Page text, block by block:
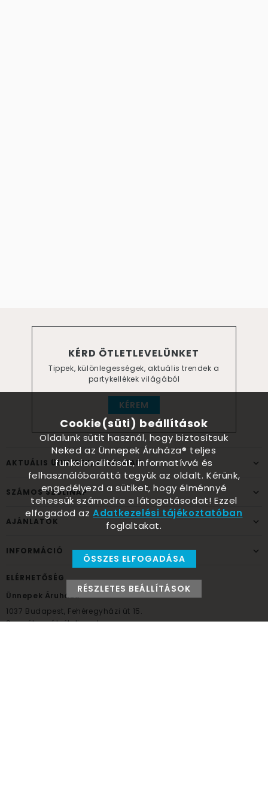
KÉRD ÖTLETLEVELÜNKET
Tippek, különlegességek, aktuális trendek a
partykellékek világából
KÉREM
AKTUÁLIS ÜNNEPEK, ALKALMAK
SZÁMOS SZÜLINAP
AJÁNLATOK
INFORMÁCIÓ
ELÉRHETŐSÉG
Ünnepek Áruháza
1037 Budapest, Fehéregyházi út 15.
Személyes átvételi pont
Cookie(süti) beállítások
Oldalunk sütit használ, hogy biztosítsuk
Neked az Ünnepek Áruháza® teljes
funkcionalitását, informatívvá és
felhasználóbaráttá tegyük az oldalt. Kérünk,
engedélyezd a sütiket, hogy élménnyé
tehessük számodra a látogatásodat! Ezzel
elfogadod azAdatkezelési tájékoztatóban
foglaltakat.
ÖSSZES ELFOGADÁSA
RÉSZLETES BEÁLLÍTÁSOK